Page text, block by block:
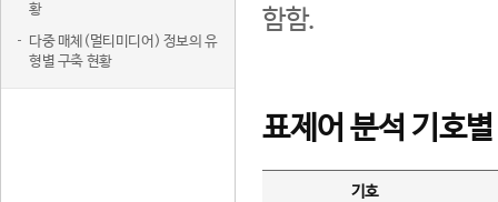
황
다중 매체(멀티미디어) 정보의 유
형별 구축 현황
함함.
표제어 분석 기호
기호